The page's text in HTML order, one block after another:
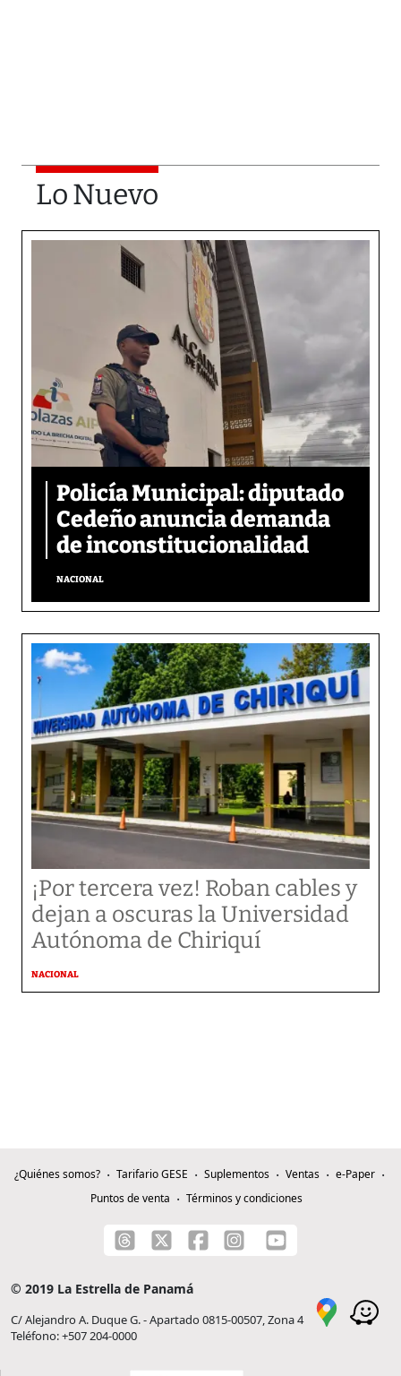
Lo Nuevo
Policía Municipal: diputado
Cedeño anuncia demanda
de inconstitucionalidad
NACIONAL
¡Por tercera vez! Roban cables y
dejan a oscuras la Universidad
Autónoma de Chiriquí
NACIONAL
¿Quiénes somos? Tarifario GESE Suplementos Ventas
e-Paper
Puntos de venta
Términos y condiciones
© 2019 La Estrella de Panamá
C/ Alejandro A. Duque G. - Apartado 0815-00507, Zona 4
Teléfono: +507 204-0000